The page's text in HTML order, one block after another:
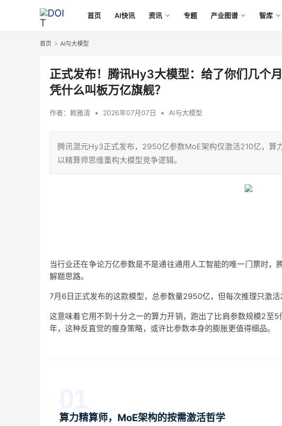
首页 AI快讯 资讯 专题 产业图谱 智库
首页 AI与大模型
正式发布！腾讯Hy3大模型：给了你们几个
凭什么叫板万亿旗舰？
作者： 赖雅清 • 2026年07月07日 • AI与大模型
腾讯混元Hy3正式发布，2950亿参数MoE架构仅激活210亿，算
以精算师思维重构大模型竞争逻辑。
当行业还在争论万亿参数是不是通往通用人工智能的唯一门票时
解题思路。
7月6日正式发布的这款模型，总参数量2950亿，但每次推理只激活
这意味着它用不到十分之一的算力开销，跑出了比肩参数规模2至
年，这种反直觉的瘦身策略，或许比参数本身的膨胀更值得细品。
算力精算师，MoE架构的按需激活哲学